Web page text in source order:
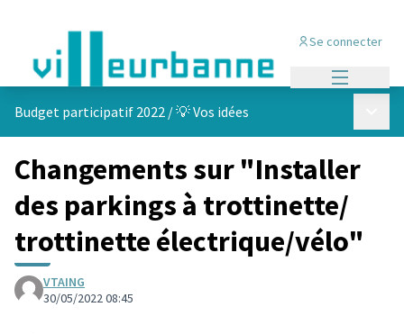
Se connecter
Budget participatif 2022 /💡 Vos idées
Changements sur "Installer
des parkings à trottinette/
trottinette électrique/vélo"
VTAING
30/05/2022 08:45